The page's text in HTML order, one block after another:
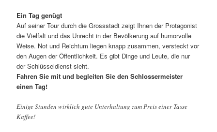
Ein Tag genügt
Auf seiner Tour durch die Grossstadt zeigt Ihnen der Protagonist
die Vielfalt und das Unrecht in der Bevölkerung auf humorvolle
Weise. Not und Reichtum liegen knapp zusammen, versteckt vor
den Augen der Öffentlichkeit. Es gibt Dinge und Leute, die nur
der Schlüsseldienst sieht.
Fahren Sie mit und begleiten Sie den Schlossermeister
einen Tag!
Einige Stunden wirklich gute Unterhaltung zum Preis einer Tasse
Kaffee!